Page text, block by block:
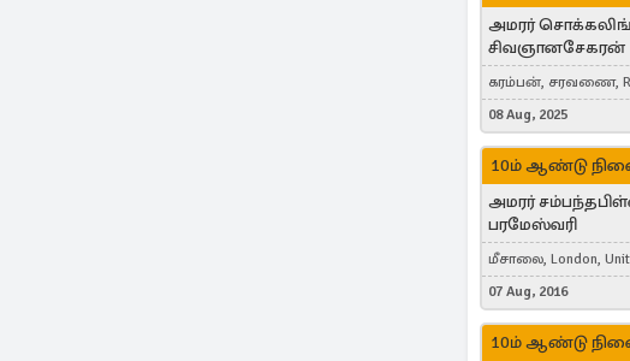
அமரர்
சிவஞானசேகரன்
கரம்பன், சரவணை,
London, United
08 Aug, 2025
10ம் ஆண்டு
அமரர்
பரமேஸ்வரி
மீசாலை, London,
07 Aug, 2016
10ம் ஆண்டு